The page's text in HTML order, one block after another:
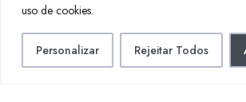
uso de cookies.
Personalizar Rejeitar Todos